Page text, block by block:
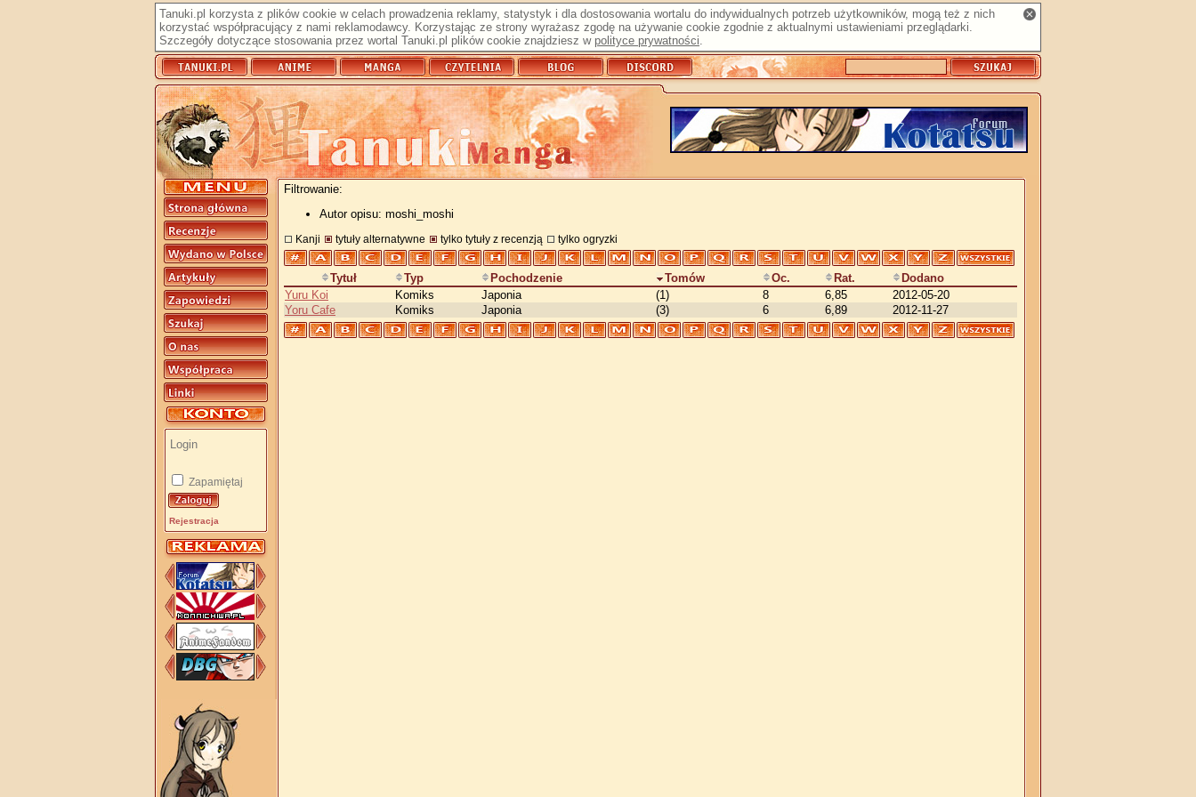
Tanuki.pl korzysta z plików cookie w celach prowadzenia reklamy, statystyk i dla dostosowania wortalu do indywidualnych potrzeb użytkowników, mogą też z nich
korzystać współpracujący z nami reklamodawcy. Korzystając ze strony wyrażasz zgodę na używanie cookie zgodnie z aktualnymi ustawieniami przeglądarki.
Szczegóły dotyczące stosowania przez wortal Tanuki.pl plików cookie znajdziesz w polityce prywatności.
Zapamiętaj
Rejestracja
Filtrowanie:
Autor opisu: moshi_moshi
Kanji tytuły alternatywne tylko tytuły z recenzją tylko ogryzki
Tytuł Typ Pochodzenie Tomów Oc. Rat.
Dodano
Yuru Koi
Komiks Japonia (1) 8 6,85
2012-05-20
Yoru Cafe
Komiks Japonia (3) 6 6,89 2012-11-27